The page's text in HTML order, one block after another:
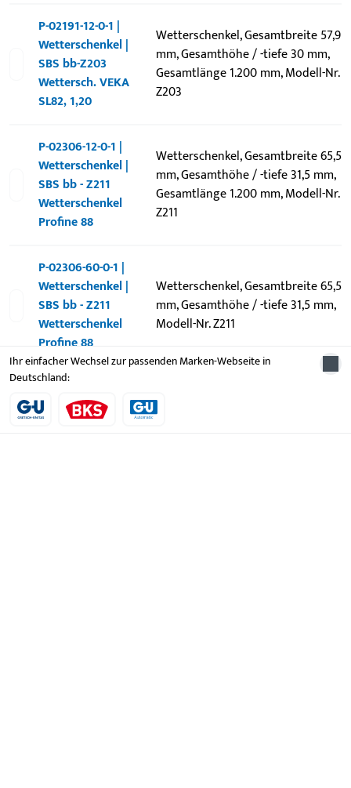
Ihr einfacher Wechsel zur passenden Marken-Webseite in
Deutschland:
P-02191-12-0-1 |
Wetterschenkel |
SBS bb-Z203
Wettersch. VEKA
SL82, 1,20
Wetterschenkel, Gesamtbreite 57,9
mm, Gesamthöhe / -tiefe 30 mm,
Gesamtlänge 1.200 mm, Modell-Nr.
Z203
P-02306-12-0-1 |
Wetterschenkel |
SBS bb - Z211
Wetterschenkel
Profine 88
Wetterschenkel, Gesamtbreite 65,5
mm, Gesamthöhe / -tiefe 31,5 mm,
Gesamtlänge 1.200 mm, Modell-Nr.
Z211
P-02306-60-0-1 |
Wetterschenkel |
SBS bb - Z211
Wetterschenkel
Profine 88
Wetterschenkel, Gesamtbreite 65,5
mm, Gesamthöhe / -tiefe 31,5 mm,
Modell-Nr. Z211
Wetterschenkel |
Wetterschenkel, Gesamtbreite